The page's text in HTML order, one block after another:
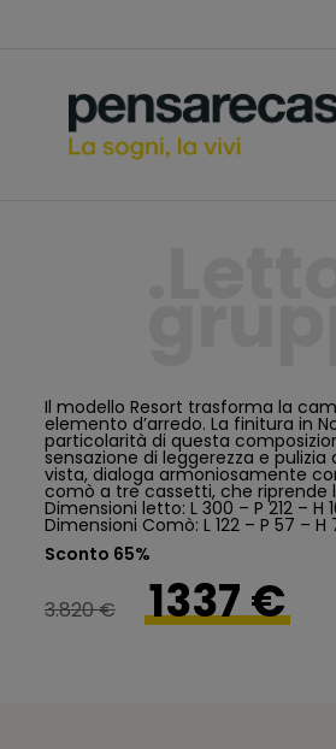
Il modello Resort trasforma la
elemento d’arredo. La finitura in
particolarità di questa
sensazione di leggerezza e
vista, dialoga armoniosamente
comò a tre cassetti, che riprende
Dimensioni letto: L 300 – P 212 – H
Dimensioni Comò: L 122 – P 57 – H
Sconto 65%
3.820 € 1337 €